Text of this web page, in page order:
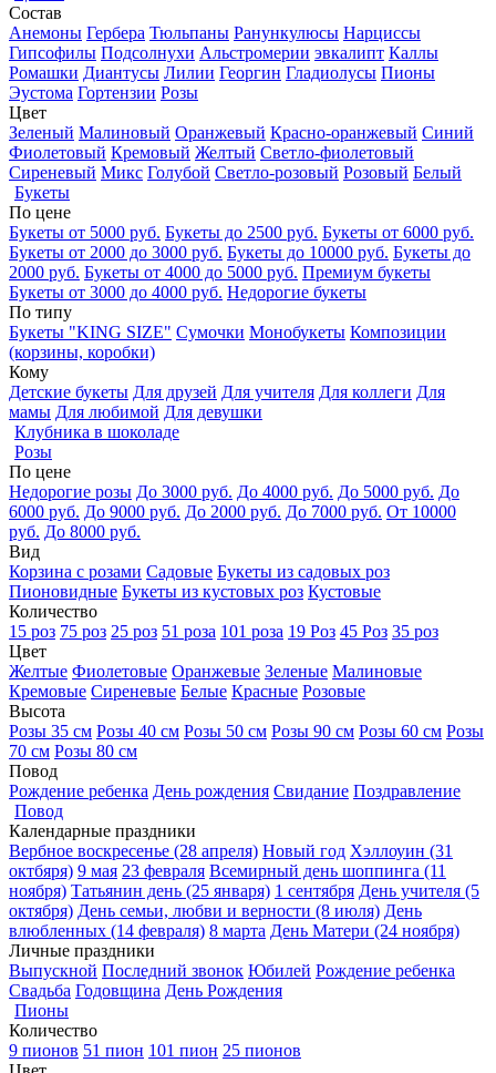
Состав
Анемоны Гербера Тюльпаны Ранункулюсы Нарциссы
Гипсофилы Подсолнухи Альстромерии эвкалипт Каллы
Ромашки Диантусы Лилии Георгин Гладиолусы Пионы
Эустома Гортензии Розы
Цвет
Зеленый Малиновый Оранжевый Красно-оранжевый Синий
Фиолетовый Кремовый Желтый Светло-фиолетовый
Сиреневый Микс Голубой Светло-розовый Розовый Белый
Букеты
По цене
Букеты от 5000 руб. Букеты до 2500 руб. Букеты от 6000 руб.
Букеты от 2000 до 3000 руб. Букеты до 10000 руб. Букеты до
2000 руб. Букеты от 4000 до 5000 руб. Премиум букеты
Букеты от 3000 до 4000 руб. Недорогие букеты
По типу
Букеты "KING SIZE" Сумочки Монобукеты Композиции
(корзины, коробки)
Кому
Детские букеты Для друзей Для учителя Для коллеги Для
мамы Для любимой Для девушки
Клубника в шоколаде
Розы
По цене
Недорогие розы До 3000 руб. До 4000 руб. До 5000 руб. До
6000 руб. До 9000 руб. До 2000 руб. До 7000 руб. От 10000
руб. До 8000 руб.
Вид
Корзина с розами Садовые Букеты из садовых роз
Пионовидные Букеты из кустовых роз Кустовые
Количество
15 роз 75 роз 25 роз 51 роза 101 роза 19 Роз 45 Роз 35 роз
Цвет
Желтые Фиолетовые Оранжевые Зеленые Малиновые
Кремовые Сиреневые Белые Красные Розовые
Высота
Розы 35 см Розы 40 см Розы 50 см Розы 90 см Розы 60 см Розы
70 см Розы 80 см
Повод
Рождение ребенка День рождения Свидание Поздравление
Повод
Календарные праздники
Вербное воскресенье (28 апреля) Новый год Хэллоуин (31
октбяря) 9 мая 23 февраля Всемирный день шоппинга (11
ноября) Татьянин день (25 января) 1 сентября День учителя (5
октября) День семьи, любви и верности (8 июля) День
влюбленных (14 февраля) 8 марта День Матери (24 ноября)
Личные праздники
Выпускной Последний звонок Юбилей Рождение ребенка
Свадьба Годовщина День Рождения
Пионы
Количество
9 пионов 51 пион 101 пион 25 пионов